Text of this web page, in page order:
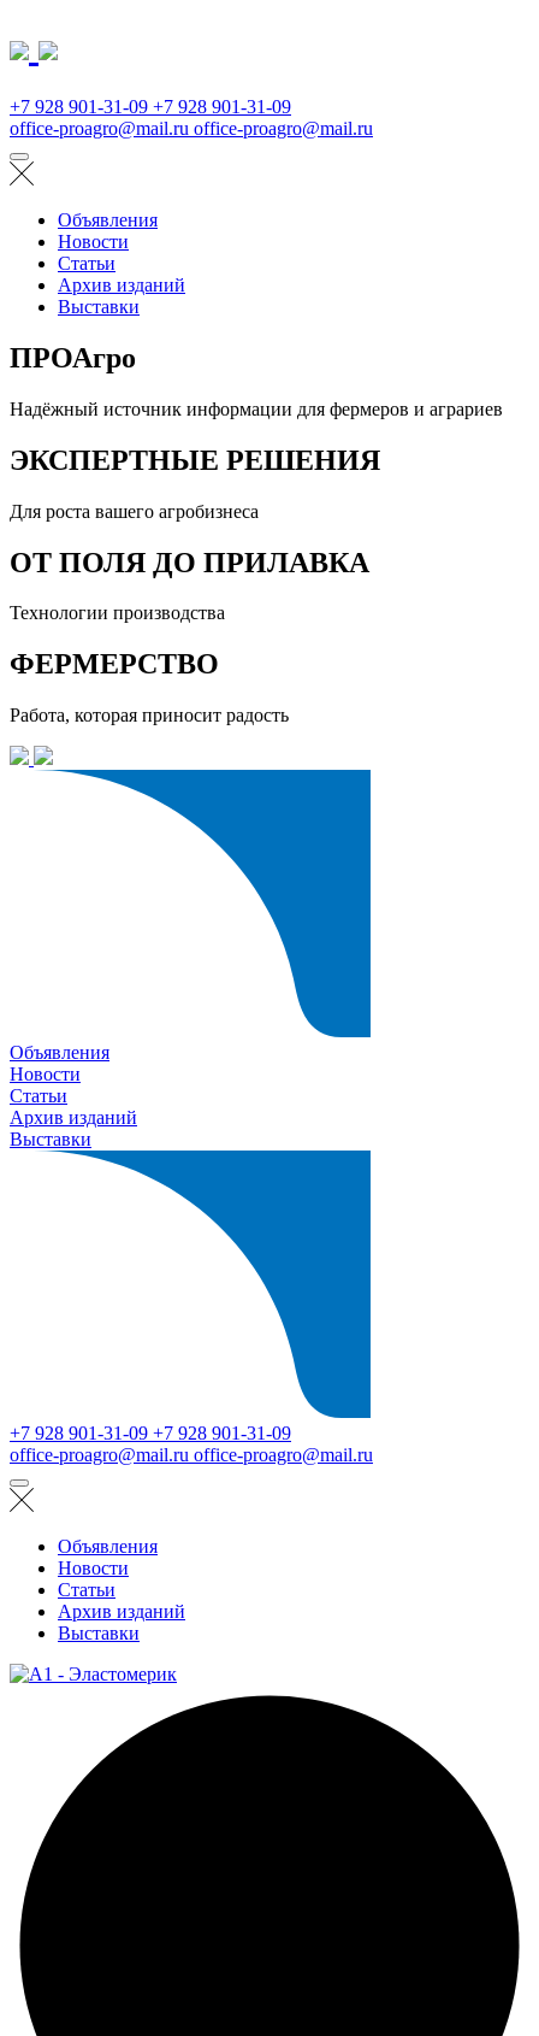
+7 928 901-31-09 +7 928 901-31-09
office-proagro@mail.ru office-proagro@mail.ru
Объявления
Новости
Статьи
Архив изданий
Выставки
ПРОАгро
Надёжный источник информации для фермеров и аграриев
ЭКСПЕРТНЫЕ РЕШЕНИЯ
Для роста вашего агробизнеса
ОТ ПОЛЯ ДО ПРИЛАВКА
Технологии производства
ФЕРМЕРСТВО
Работа, которая приносит радость
Объявления
Новости
Статьи
Архив изданий
Выставки
+7 928 901-31-09 +7 928 901-31-09
office-proagro@mail.ru office-proagro@mail.ru
Объявления
Новости
Статьи
Архив изданий
Выставки